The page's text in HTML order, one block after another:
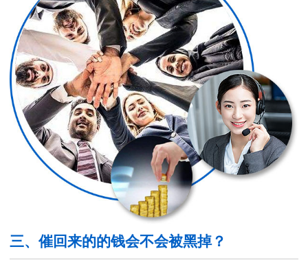
三、催回来的的钱会不会被黑掉？